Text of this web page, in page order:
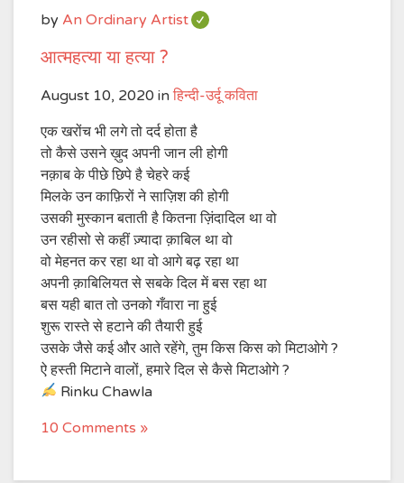
by An Ordinary Artist
आत्महत्या या हत्या ?
August 10, 2020 in हिन्दी-उर्दू कविता
एक खरोंच भी लगे तो दर्द होता है
तो कैसे उसने ख़ुद अपनी जान ली होगी
नक़ाब के पीछे छिपे है चेहरे कई
मिलके उन काफ़िरों ने साज़िश की होगी
उसकी मुस्कान बताती है कितना ज़िंदादिल था वो
उन रहीसो से कहीं ज़्यादा क़ाबिल था वो
वो मेहनत कर रहा था वो आगे बढ़ रहा था
अपनी क़ाबिलियत से सबके दिल में बस रहा था
बस यही बात तो उनको गँवारा ना हुई
शुरू रास्ते से हटाने की तैयारी हुई
उसके जैसे कई और आते रहेंगे, तुम किस किस को मिटाओगे ?
ऐ हस्ती मिटाने वालों, हमारे दिल से कैसे मिटाओगे ?
Rinku Chawla
10 Comments »